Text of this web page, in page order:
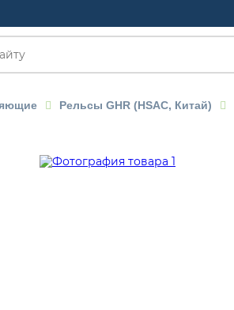
Рельсы GHR (HSAC, Китай)